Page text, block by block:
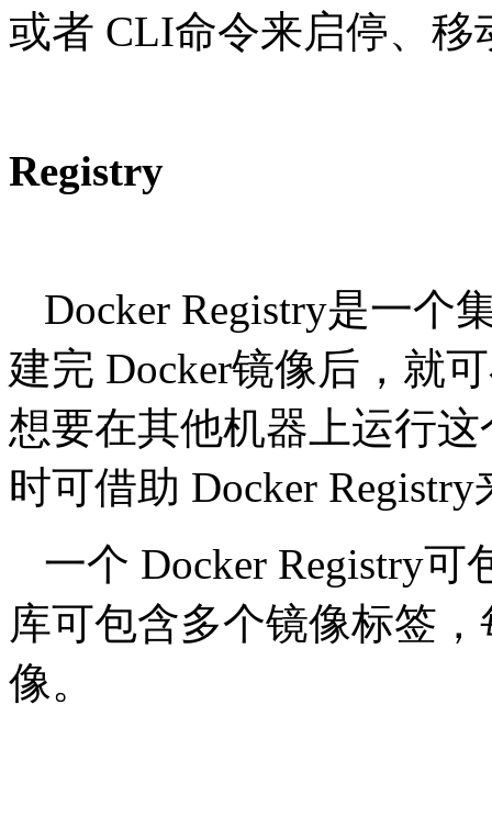
或者 CLI命令来启停、移
Registry
Docker Registry是一个
建完 Docker镜像后，就
想要在其他机器上运行
时可借助 Docker
一个 Docker Registry
库可包含多个镜像标签
像。